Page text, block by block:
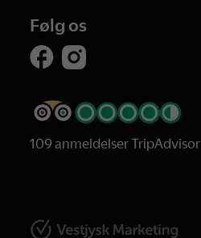
Følg os
109 anmeldelser TripAdvisor